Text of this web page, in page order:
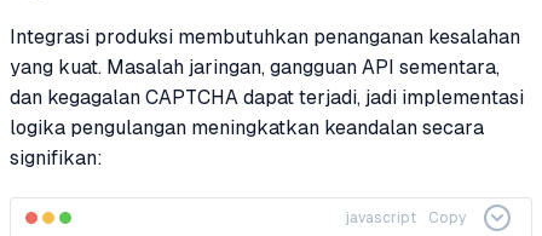
Integrasi produksi membutuhkan penanganan kesalahan
yang kuat. Masalah jaringan, gangguan API sementara,
dan kegagalan CAPTCHA dapat terjadi, jadi implementasi
logika pengulangan meningkatkan keandalan secara
signifikan:
javascript Copy